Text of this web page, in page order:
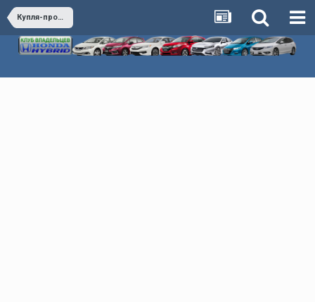
Купля-продажа - Покупка и продажа всего, что связано с машиной